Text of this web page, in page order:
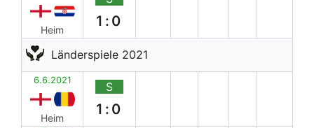
Heim
1:0
Länderspiele 2021
6.6.2021
Heim
S
1:0